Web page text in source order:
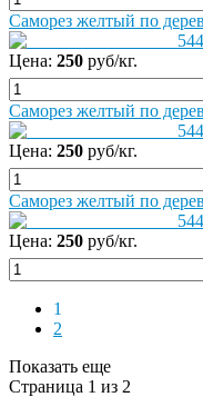
Саморез желтый по
Цена: 250 руб/кг.
Саморез желтый по
Цена: 250 руб/кг.
Саморез желтый по
Цена: 250 руб/кг.
1
2
Показать еще
Страница 1 из 2